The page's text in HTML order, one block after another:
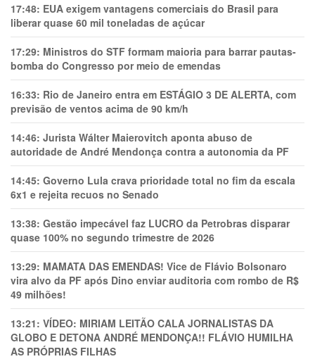
17:48: EUA exigem vantagens comerciais do Brasil para
liberar quase 60 mil toneladas de açúcar
17:29: Ministros do STF formam maioria para barrar pautas-
bomba do Congresso por meio de emendas
16:33: Rio de Janeiro entra em ESTÁGIO 3 DE ALERTA, com
previsão de ventos acima de 90 km/h
14:46: Jurista Wálter Maierovitch aponta abuso de
autoridade de André Mendonça contra a autonomia da PF
14:45: Governo Lula crava prioridade total no fim da escala
6x1 e rejeita recuos no Senado
13:38: Gestão impecável faz LUCRO da Petrobras disparar
quase 100% no segundo trimestre de 2026
13:29: MAMATA DAS EMENDAS! Vice de Flávio Bolsonaro
vira alvo da PF após Dino enviar auditoria com rombo de R$
49 milhões!
13:21: VÍDEO: MIRIAM LEITÃO CALA JORNALISTAS DA
GLOBO E DETONA ANDRÉ MENDONÇA!! FLÁVIO HUMILHA
AS PRÓPRIAS FILHAS